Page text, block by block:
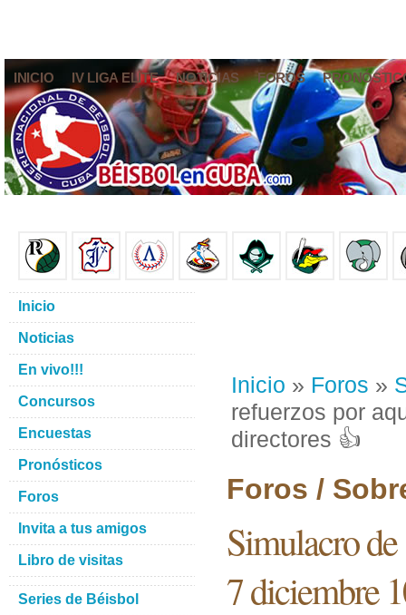
INICIO IV LIGA ELITE NOTICIAS FOROS
Inicio » Foros »
refuerzos por
directores 👍
Foros /
Simulacro
7 diciembre
Inicio
Noticias
En vivo!!!
Concursos
Encuestas
Pronósticos
Foros
Invita a tus amigos
Libro de visitas
Series de Béisbol